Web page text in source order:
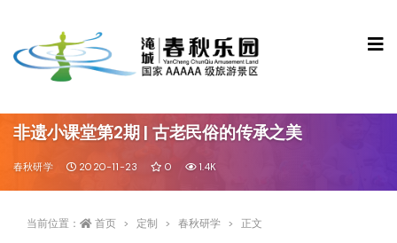
非遗小课堂第2期 | 古老民俗的传承之美
春秋研学 2020-11-23 0 1.4K
当前位置： 首页 定制 春秋研学 正文